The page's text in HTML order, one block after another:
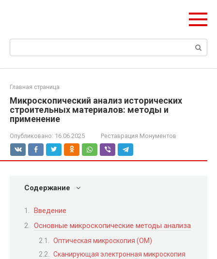
Поиск:
Главная страница
Микроскопический анализ исторических
строительных материалов: методы и
применение
Опубликовано: 16.06.2025 Реставрация Монументов
Содержание
Введение
Основные микроскопические методы анализа
Оптическая микроскопия (ОМ)
Сканирующая электронная микроскопия